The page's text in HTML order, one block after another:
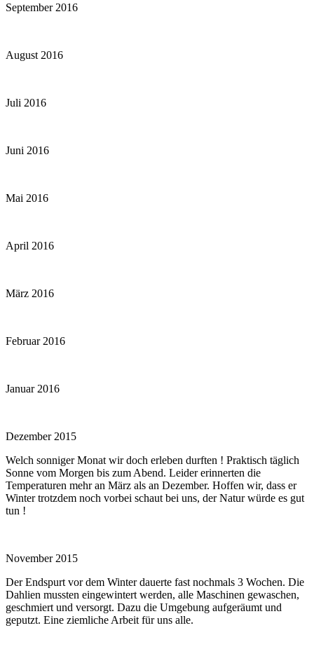
September 2016
August 2016
Juli 2016
Juni 2016
Mai 2016
April 2016
März 2016
Februar 2016
Januar 2016
Dezember 2015
Welch sonniger Monat wir doch erleben durften ! Praktisch täglich
Sonne vom Morgen bis zum Abend. Leider erinnerten die
Temperaturen mehr an März als an Dezember. Hoffen wir, dass er
Winter trotzdem noch vorbei schaut bei uns, der Natur würde es gut
tun !
November 2015
Der Endspurt vor dem Winter dauerte fast nochmals 3 Wochen. Die
Dahlien mussten eingewintert werden, alle Maschinen gewaschen,
geschmiert und versorgt. Dazu die Umgebung aufgeräumt und
geputzt. Eine ziemliche Arbeit für uns alle.